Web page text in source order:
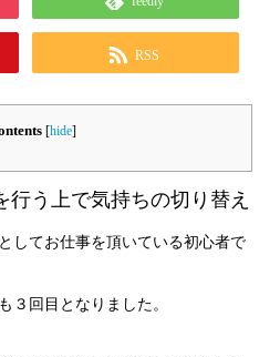
RSS
[hide]
行う上で気持ちの切り替え
してお仕事を頂いている初心者で
３回目となりました。